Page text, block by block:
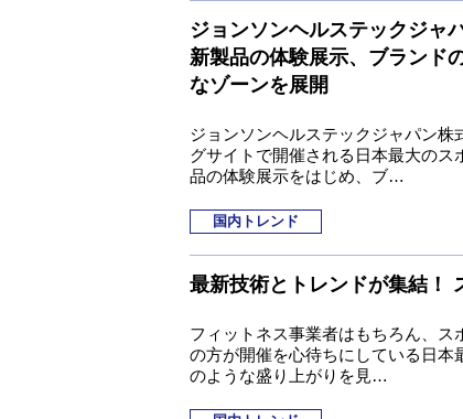
ジョンソンヘルステックジャ
新製品の体験展示、ブランド
なゾーンを展開
ジョンソンヘルステックジャパン株
グサイトで開催される日本最大の
品の体験展示をはじめ、ブ…
国内トレンド
最新技術とトレンドが集結！
フィットネス事業者はもちろん、ス
の方が開催を心待ちにしている日
のような盛り上がりを見…